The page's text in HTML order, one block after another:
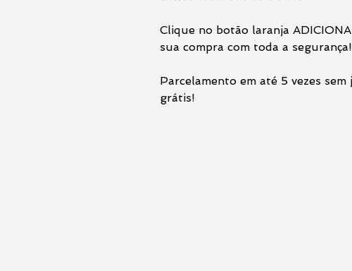
Clique no botão laranja
sua compra com toda a segurança!
Parcelamento em até 5 vezes
grátis!